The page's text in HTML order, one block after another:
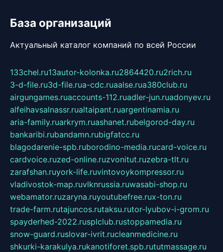
База организаций
Актуальный каталог компаний по всей России
133chel.ru13autor-kolonka.ru2864420.ru2rich.ru
3-d-file.ru3d-file.rua-cdc.ruaalse.rua380club.ru
airgungames.ruaccounts-112.ruadler-jun.ruadonyev.ru
alfeihavsalnassr.rualtaipant.ruargentinamia.ru
aria-family.ruarkrym.ruashanet.rubelgorod-day.ru
bankaribi.rubandamn.rubigfatcc.ru
blagodarenie-spb.ruborodino-media.rucard-voice.ru
cardvoice.ruzed-online.ruzvonitut.ruzebra-tlt.ru
zarafshan.ruyork-life.ruvintovoykompressor.ru
vladivostok-map.ruvlknrussia.ruwasabi-shop.ru
webamator.ruzaryna.ruyoutubefree.rux-ton.ru
trade-farm.rutajuncos.rutaksu.rutor-lyubov-i-grom.ru
spayderhed-2022.rusplclub.rustoppamedia.ru
snow-guard.ruslovar-ivrit.rucleanmedicine.ru
shkurki-karakulya.rukanotiforet.spb.rututmassage.ru